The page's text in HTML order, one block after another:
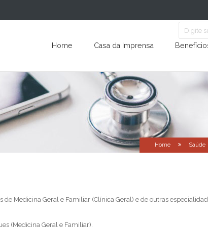
Home Casa da Imprensa
Home Saúde
Medicina Geral e Familiar (Clínica Geral) e de outras
(Medicina Geral e Familiar).